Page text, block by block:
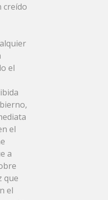
creído
el
el
a
que
el